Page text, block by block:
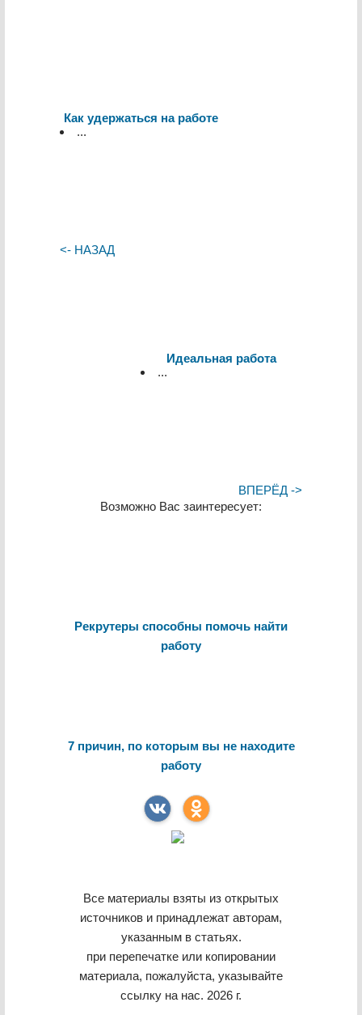
Как удержаться на работе
...
<- НАЗАД
Идеальная работа
...
ВПЕРЁД ->
Возможно Вас заинтересует:
Рекрутеры способны помочь найти
работу
7 причин, по которым вы не находите
работу
Все материалы взяты из открытых
источников и принадлежат авторам,
указанным в статьях.
при перепечатке или копировании
материала, пожалуйста, указывайте
ссылку на нас. 2026 г.